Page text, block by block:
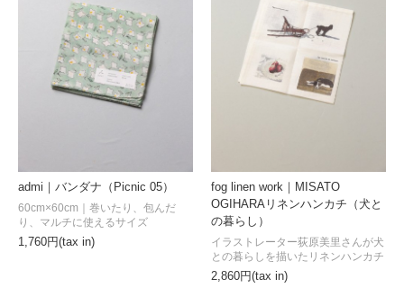
admi｜バンダナ（Picnic 05）
1,760円(tax in)
60cm×60cm｜巻いたり、包んだ
り、マルチに使えるサイズ
fog linen work｜MISATO
OGIHARAリネンハンカチ（犬と
の暮らし）
2,860円(tax in)
イラストレーター荻原美里さんが犬
との暮らしを描いたリネンハンカチ